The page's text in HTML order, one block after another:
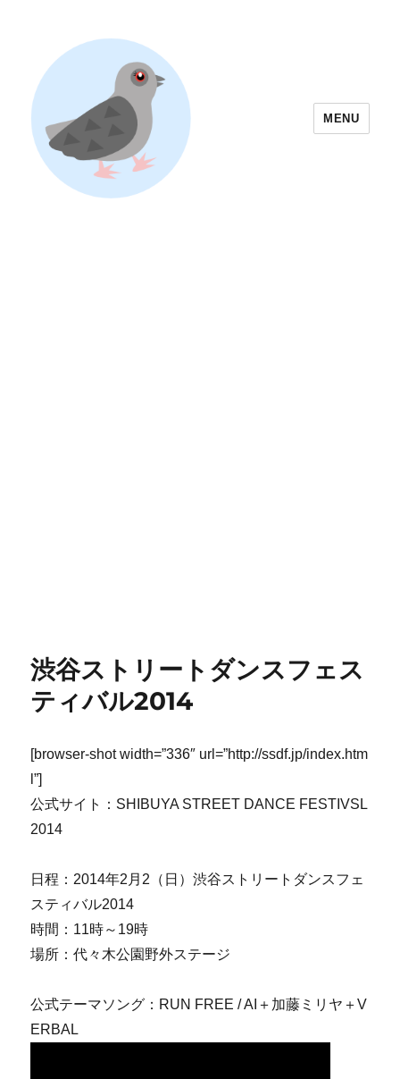
MENU
渋谷ストリートダンスフェス
ティバル2014
[browser-shot width=”336″ url=”http://ssdf.jp/index.htm
l”]
公式サイト：SHIBUYA STREET DANCE FESTIVSL
2014
日程：2014年2月2（日）渋谷ストリートダンスフェ
スティバル2014
時間：11時～19時
場所：代々木公園野外ステージ
公式テーマソング：RUN FREE / AI＋加藤ミリヤ＋V
ERBAL